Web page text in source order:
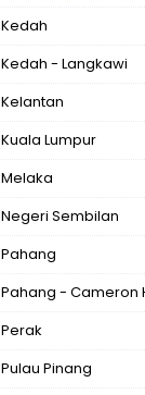
Kedah
Kedah - Langkawi
Kelantan
Kuala Lumpur
Melaka
Negeri Sembilan
Pahang
Pahang - Cameron
Perak
Pulau Pinang